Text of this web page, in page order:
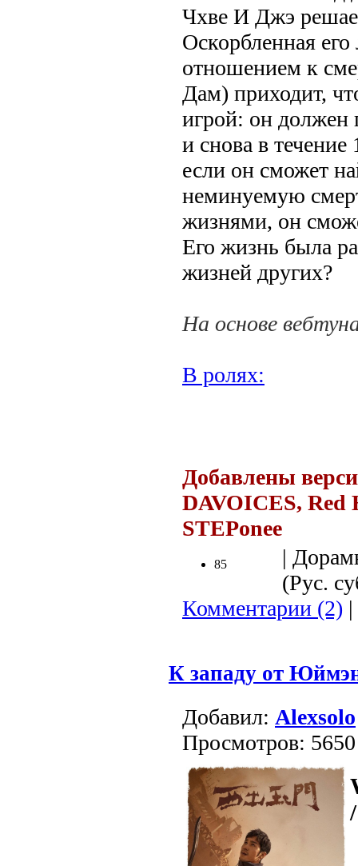
Чхве И Джэ
Оскорбленная
отношением к
Дам) приходит,
игрой: он должен
и снова в
если он сможет
неминуемую
жизнями, он
Его жизнь была
жизней других?
На основе
В ролях:
Добавлены
DAVOICES, Red
STEPonee
85
|
(Рус.
Комментарии (2) |
К западу от
Добавил: Alexsolo
Просмотров: 5650